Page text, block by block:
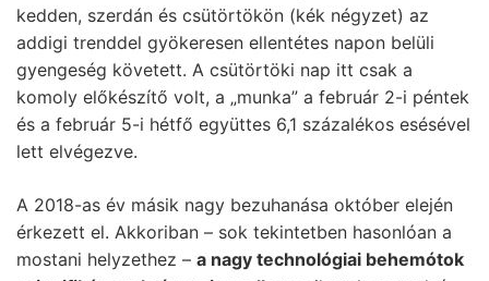
kedden, szerdán és csütörtökön (kék négyzet) az
addigi trenddel gyökeresen ellentétes napon belüli
gyengeség követett. A csütörtöki nap itt csak a
komoly előkészítő volt, a „munka” a február 2-i péntek
és a február 5-i hétfő együttes 6,1 százalékos esésével
lett elvégezve.
A 2018-as év másik nagy bezuhanása október elején
érkezett el. Akkoriban – sok tekintetben hasonlóan a
mostani helyzethez – a nagy technológiai behemótok